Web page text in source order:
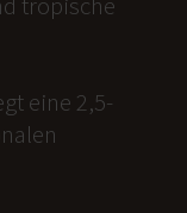
eine 2,5-